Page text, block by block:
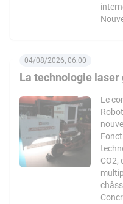
La technologie
04/08/2026, 06:00
Le
CO2,